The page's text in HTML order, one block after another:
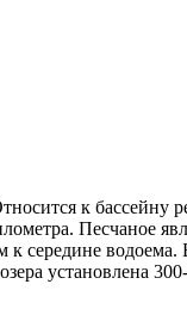
к
Песчаное
середине
установлена